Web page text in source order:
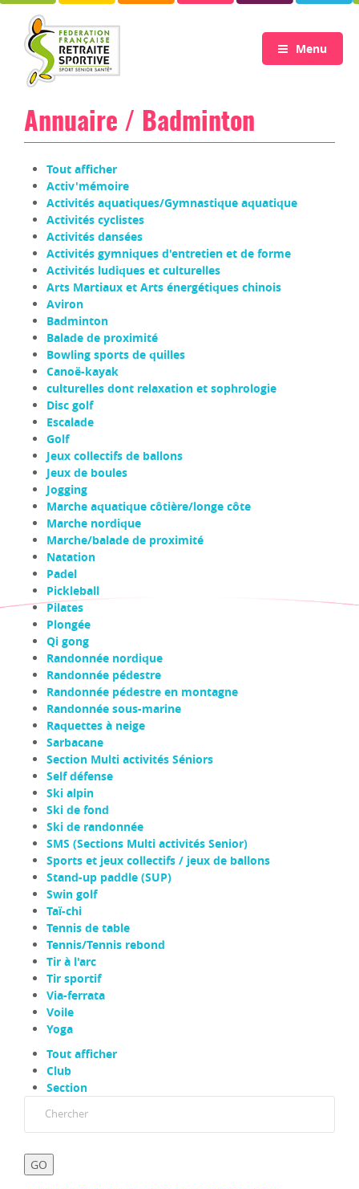
Annuaire / Badminton
Tout afficher
Activ'mémoire
Activités aquatiques/Gymnastique aquatique
Activités cyclistes
Activités dansées
Activités gymniques d'entretien et de forme
Activités ludiques et culturelles
Arts Martiaux et Arts énergétiques chinois
Aviron
Badminton
Balade de proximité
Bowling sports de quilles
Canoë-kayak
culturelles dont relaxation et sophrologie
Disc golf
Escalade
Golf
Jeux collectifs de ballons
Jeux de boules
Jogging
Marche aquatique côtière/longe côte
Marche nordique
Marche/balade de proximité
Natation
Padel
Pickleball
Pilates
Plongée
Qi gong
Randonnée nordique
Randonnée pédestre
Randonnée pédestre en montagne
Randonnée sous-marine
Raquettes à neige
Sarbacane
Section Multi activités Séniors
Self défense
Ski alpin
Ski de fond
Ski de randonnée
SMS (Sections Multi activités Senior)
Sports et jeux collectifs / jeux de ballons
Stand-up paddle (SUP)
Swin golf
Taï-chi
Tennis de table
Tennis/Tennis rebond
Tir à l'arc
Tir sportif
Via-ferrata
Voile
Yoga
Tout afficher
Club
Section
Menu